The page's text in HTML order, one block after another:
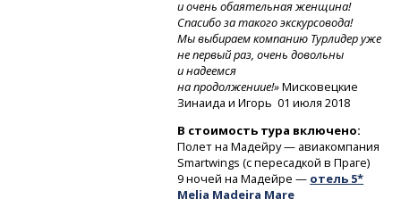
и очень обаятельная женщина!
Спасибо за такого экскурсовода!
Мы выбираем компанию Турлидер уже
не первый раз, очень довольны
и надеемся
на продолжениие!»Мисковецкие
Зинаида и Игорь 01 июля 2018
В стоимость тура включено:
Полет на Мадейру — авиакомпания
Smartwings (с пересадкой в Праге)
9 ночей на Мадейре — отель 5*
Melia Madeira Mare